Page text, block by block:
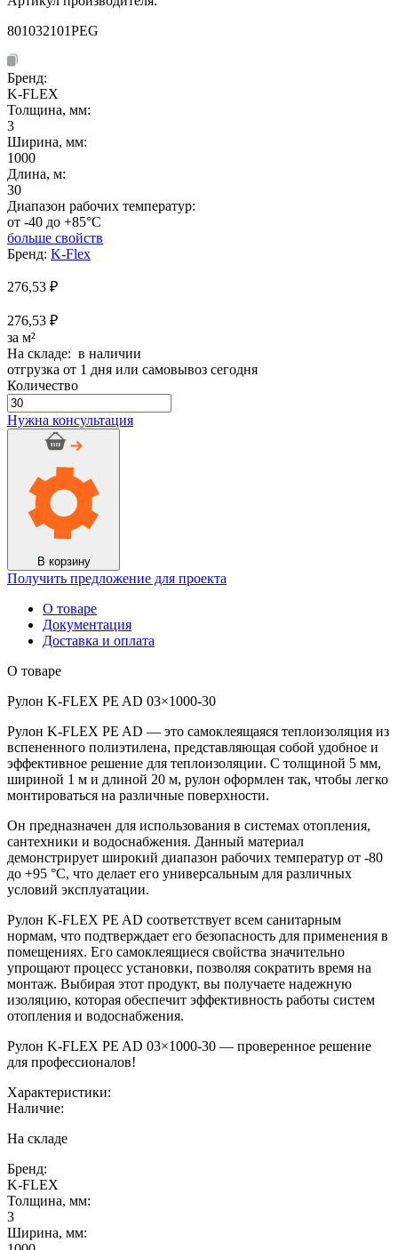
801032101PEG
Бренд:
K-FLEX
Толщина, мм:
3
Ширина, мм:
1000
Длина, м:
30
Диапазон рабочих температур:
от -40 до +85°C
больше свойств
Бренд: K-Flex
276,53 ₽
276,53 ₽
за м²
На складе: в наличии
отгрузка от 1 дня или самовывоз сегодня
Количество
Количество
товара
Рулон
03x1000-
Нужна консультация
В корзину
Получить предложение для проекта
О товаре
Документация
Доставка и оплата
О товаре
Рулон K-FLEX PE AD 03×1000-30
Рулон K-FLEX PE AD — это самоклеящаяся теплоизоляция из
вспененного полиэтилена, представляющая собой удобное и
эффективное решение для теплоизоляции. С толщиной 5 мм,
шириной 1 м и длиной 20 м, рулон оформлен так, чтобы легко
монтироваться на различные поверхности.
Он предназначен для использования в системах отопления,
сантехники и водоснабжения. Данный материал
демонстрирует широкий диапазон рабочих температур от -80
до +95 °C, что делает его универсальным для различных
условий эксплуатации.
Рулон K-FLEX PE AD соответствует всем санитарным
нормам, что подтверждает его безопасность для применения в
помещениях. Его самоклеящиеся свойства значительно
упрощают процесс установки, позволяя сократить время на
монтаж. Выбирая этот продукт, вы получаете надежную
изоляцию, которая обеспечит эффективность работы систем
отопления и водоснабжения.
Рулон K-FLEX PE AD 03×1000-30 — проверенное решение
для профессионалов!
Характеристики:
Наличие:
На складе
Бренд:
K-FLEX
Толщина, мм:
3
Ширина, мм: